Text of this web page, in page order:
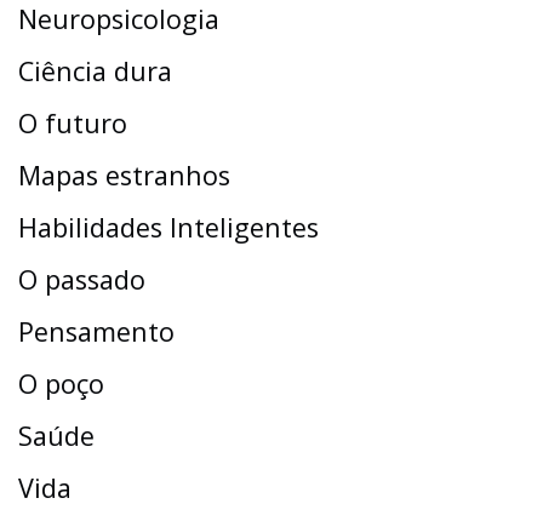
Neuropsicologia
Ciência dura
O futuro
Mapas estranhos
Habilidades Inteligentes
O passado
Pensamento
O poço
Saúde
Vida